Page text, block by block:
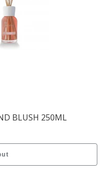
BLUSH 250ML